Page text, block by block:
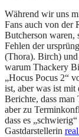
Während wir uns
Fans auch von der
Butcherson waren,
Fehlen der
(Thora). Birch)
warum Thackery
„Hocus Pocus 2“
ist, aber was ist mit
Berichte, dass
aber zu
dass es
Gastdarstellerin